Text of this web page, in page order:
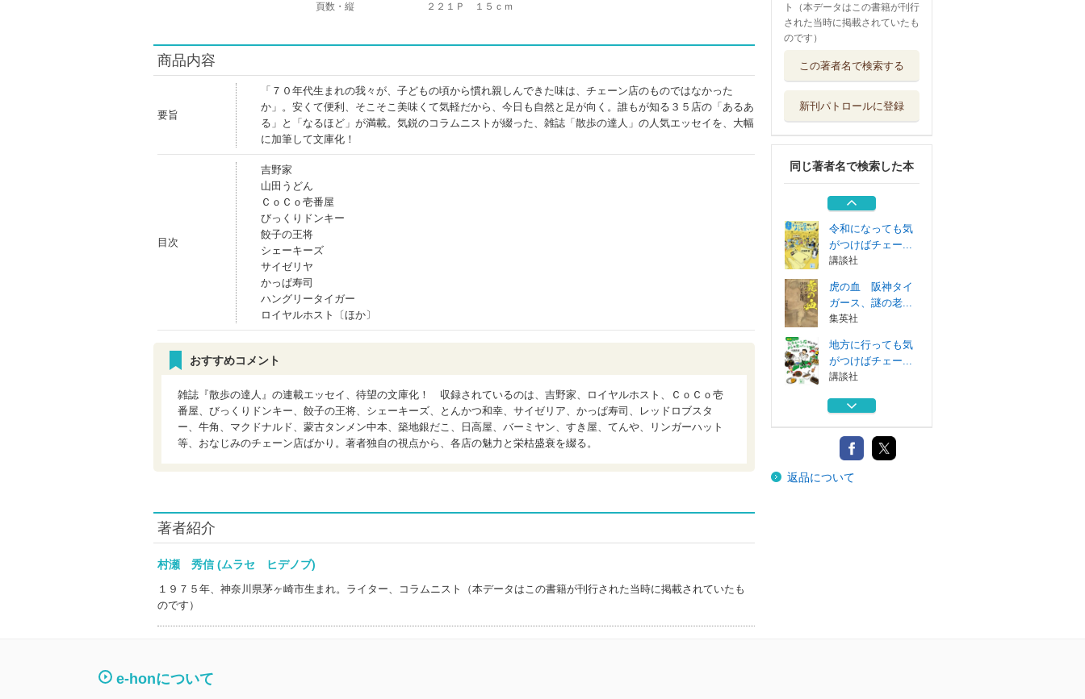
頁数・縦
２２１Ｐ １５ｃｍ
商品内容
要旨
「７０年代生まれの我々が、子どもの頃から慣れ親しんできた味は、チェーン店のものではなかった
か」。安くて便利、そこそこ美味くて気軽だから、今日も自然と足が向く。誰もが知る３５店の「あるあ
る」と「なるほど」が満載。気鋭のコラムニストが綴った、雑誌「散歩の達人」の人気エッセイを、大幅
に加筆して文庫化！
目次
吉野家
山田うどん
ＣｏＣｏ壱番屋
びっくりドンキー
餃子の王将
シェーキーズ
サイゼリヤ
かっぱ寿司
ハングリータイガー
ロイヤルホスト〔ほか〕
おすすめコメント
雑誌『散歩の達人』の連載エッセイ、待望の文庫化！ 収録されているのは、吉野家、ロイヤルホスト、ＣｏＣｏ壱
番屋、びっくりドンキー、餃子の王将、シェーキーズ、とんかつ和幸、サイゼリア、かっぱ寿司、レッドロブスタ
ー、牛角、マクドナルド、蒙古タンメン中本、築地銀だこ、日高屋、バーミヤン、すき屋、てんや、リンガーハット
等、おなじみのチェーン店ばかり。著者独自の視点から、各店の魅力と栄枯盛衰を綴る。
著者紹介
村瀬 秀信 (ムラセ ヒデノブ)
１９７５年、神奈川県茅ヶ崎市生まれ。ライター、コラムニスト（本データはこの書籍が刊行された当時に掲載されていたも
のです）
ト（本データはこの書籍が刊行
された当時に掲載されていたも
のです）
この著者名で検索する
新刊パトロールに登録
同じ著者名で検索した本
がつけばチェー...
それでも気がつけ
交通新聞社
４５２２敗の記憶
ホエールズ＆...
双葉社
令和になっても気
がつけばチェー...
講談社
虎の血 阪神タイ
ガース、謎の老...
集英社
地方に行っても気
がつけばチェー...
講談社
それでも気がつけ
交通新聞社
４５２２敗の記憶
ホエールズ＆...
返品について
e-honについて